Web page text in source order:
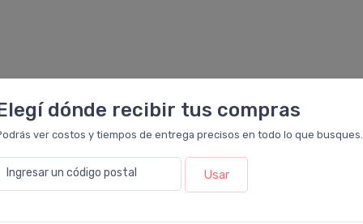
dónde recibir tus compras
ver costos y tiempos de entrega precisos en todo lo que busques.
Ingresar un código postal Usar
Leloir.
tiene un envase pequeño y práctico para